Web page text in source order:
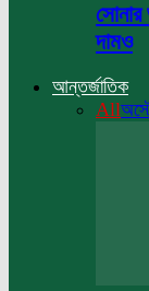
সোনার
দামও
আন্তর্জাতিক
All